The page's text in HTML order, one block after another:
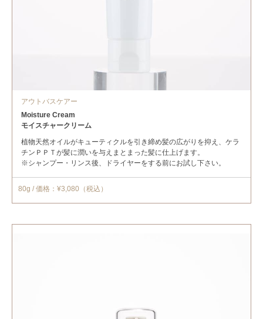
アウトバスケアー
Moisture Cream
モイスチャークリーム
植物天然オイルがキューティクルを引き締め髪の広がりを抑え、ケラ
チンＰＰＴが髪に潤いを与えまとまった髪に仕上げます。
※シャンプー・リンス後、ドライヤーをする前にお試し下さい。
80g / 価格：¥3,080（税込）